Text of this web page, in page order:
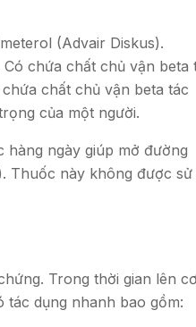
(Advair Diskus).
chứa chất chủ vận beta
chất chủ vận beta tác
của một người.
hàng ngày giúp mở đường
Thuốc này không được sử
Trong thời gian lên
dụng nhanh bao gồm: